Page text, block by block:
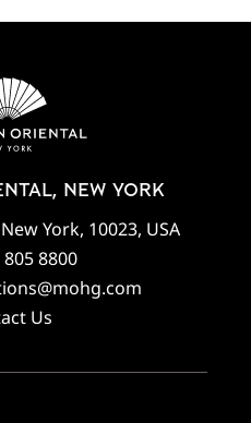
NEW YORK
York, 10023, USA
8800
Us